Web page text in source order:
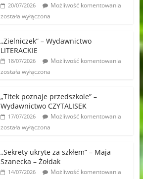
20/07/2026
Możliwość komentowania
została wyłączona
„Zielniczek” – Wydawnictwo
LITERACKIE
18/07/2026
Możliwość komentowania
została wyłączona
„Titek poznaje przedszkole” –
Wydawnictwo CZYTALISEK
17/07/2026
Możliwość komentowania
została wyłączona
„Sekrety ukryte za szkłem” – Maja
Szanecka – Żołdak
14/07/2026
Możliwość komentowania